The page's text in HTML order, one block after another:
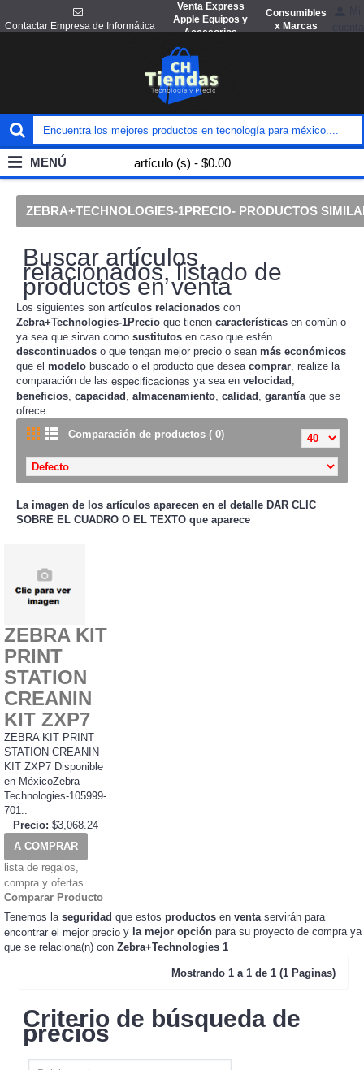
Contactar Empresa de Informática
Venta Express
Apple Equipos y
Accesorios
Consumibles
x Marcas
artículo (s) - $0.00
MENÚ
ZEBRA+TECHNOLOGIES-1PRECIO- PRODUCTOS
Buscar artículos
relacionados, listado de
productos en venta
Los siguientes son artículos relacionados con
Zebra+Technologies-1Precio que tienen características en común o
ya sea que sirvan como sustitutos en caso que estén
descontinuados o que tengan mejor precio o sean más económicos
que el modelo buscado o el producto que desea comprar, realize la
comparación de las especificaciones ya sea en velocidad ,
beneficios capacidad almacenamiento calidad garantía que se
ofrece.
Comparación de productos ( 0)
La imagen de los artículos aparecen en el detalle DAR CLIC
SOBRE EL CUADRO O EL TEXTO que aparece
ZEBRA KIT
PRINT
STATION
CREANIN
KIT ZXP7
ZEBRA KIT PRINT
STATION CREANIN
KIT ZXP7 Disponible
en MéxicoZebra
Technologies-105999-
701..
Precio:$3,068.24
A COMPRAR
lista de regalos,
compra y ofertas
Comparar Producto
Tenemos la seguridad que estos productos en ventaservirán para
encontrar el mejor precio y la mejor opción para su proyecto de compra ya
que se relaciona(n) con Zebra+Technologies 1
Mostrando 1 a 1 de 1 (1 Paginas)
Criterio de búsqueda de
precios